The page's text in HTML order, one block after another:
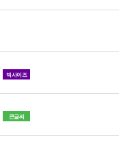
빅사이즈
큰글씨